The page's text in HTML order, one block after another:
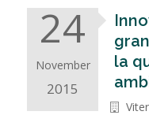
24
November
2015
la